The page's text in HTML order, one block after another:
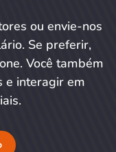
ou envie-nos
Se preferir,
Você também
e interagir em